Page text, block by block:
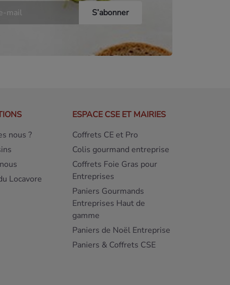
nous ?
Locavore
ESPACE CSE ET MAIRIES
Coffrets CE et Pro
Colis gourmand entreprise
Coffrets Foie Gras pour
Entreprises
Paniers Gourmands
Entreprises Haut de
gamme
Paniers de Noël Entreprise
Paniers & Coffrets CSE